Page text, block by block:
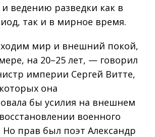
ведению разведки как в
так и в мирное время.
мир и внешний покой,
на 20–25 лет, — говорил
империи Сергей Витте,
она
бы усилия на внешнем
военного
Но прав был поэт Александр